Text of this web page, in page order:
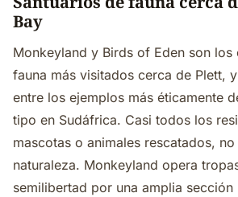
Bay
Monkeyland y Birds of Eden son
fauna más visitados cerca de Plett,
entre los ejemplos más éticamente
tipo en Sudáfrica. Casi todos los
mascotas o animales rescatados,
naturaleza. Monkeyland opera
semilibertad por una amplia